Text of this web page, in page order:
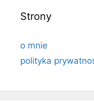
Strony
o mnie
polityka